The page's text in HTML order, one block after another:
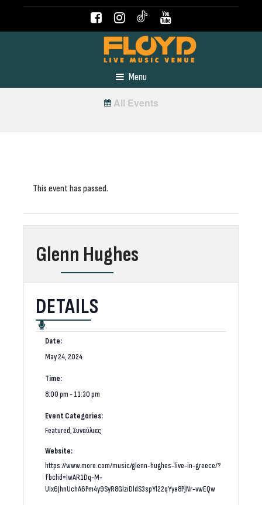
Menu
All Events
This event has passed.
Glenn Hughes
DETAILS
Date:
May 24, 2024
Time:
8:00 pm - 11:30 pm
Event Categories:
Featured,Συναύλιες
Website:
https://www.more.com/music/glenn-hughes-live-in-greece/?
fbclid=IwAR1Dq-M-
UIx6JhnUchA6Pm4y9SyR8GlziDldS3spYl22qYye8PJNr-vwEQw